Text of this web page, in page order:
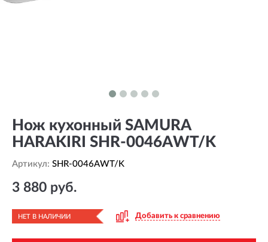
Нож кухонный SAMURA
HARAKIRI SHR-0046AWT/K
Артикул: SHR-0046AWT/K
3 880 руб.
НЕТ В НАЛИЧИИ Добавить к сравнению